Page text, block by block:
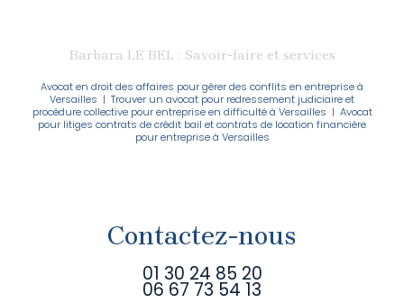
Barbara LE BEL : Savoir-faire et services
Avocat en droit des affaires pour gérer des conflits en entreprise à
Versailles | Trouver un avocat pour redressement judiciaire et
procédure collective pour entreprise en difficulté à Versailles | Avocat
pour litiges contrats de crédit bail et contrats de location financière
pour entreprise à Versailles
Contactez-nous
01 30 24 85 20
06 67 73 54 13